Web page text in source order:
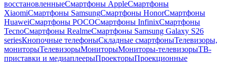
восстановленныеСмартфоны AppleСмартфоны
XiaomiСмартфоны SamsungСмартфоны HonorСмартфоны
HuaweiСмартфоны POCOСмартфоны InfinixСмартфоны
TecnoСмартфоны RealmeСмартфоны Samsung Galaxy S26
seriesКнопочные телефоныСкладные смартфоныТелевизоры,
мониторыТелевизорыМониторыМониторы-телевизорыТВ-
приставки и медиаплеерыПроекторыПроекционные